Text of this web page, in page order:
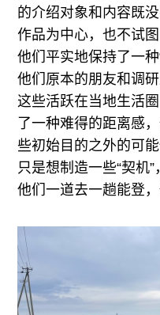
的介绍对象和内容既
作品为中心，也不试图
他们平实地保持了一
他们原本的朋友和调
这些活跃在当地生活
了一种难得的距离感
些初始目的之外的可
只是想制造一些“契机
他们一道去一趟能登，